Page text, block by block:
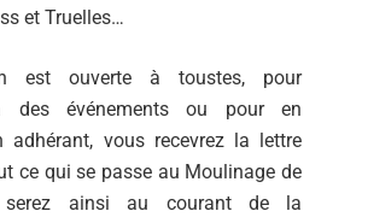
et Truelles…
est ouverte à toustes, pour
des événements ou pour en
adhérant, vous recevrez la lettre
ce qui se passe au Moulinage de
serez ainsi au courant de la